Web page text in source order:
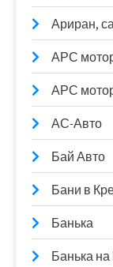
Ариран,
АРС
АРС
АС-Авто
Бай Авто
Бани в
Банька
Банька